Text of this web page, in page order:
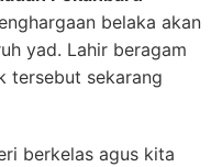
belaka akan
yad. Lahir beragam
tersebut sekarang
berkelas agus kita